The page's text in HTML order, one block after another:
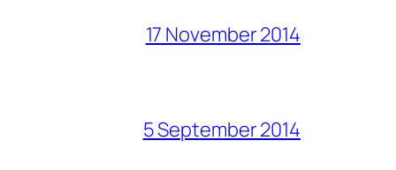
17 November 2014
5 September 2014